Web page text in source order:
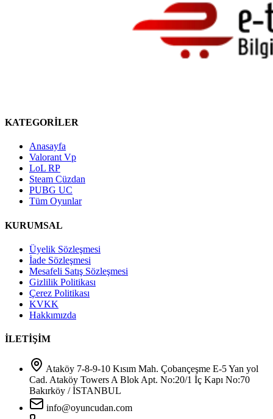
KATEGORİLER
Anasayfa
Valorant Vp
LoL RP
Steam Cüzdan
PUBG UC
Tüm Oyunlar
KURUMSAL
Üyelik Sözleşmesi
İade Sözleşmesi
Mesafeli Satış Sözleşmesi
Gizlilik Politikası
Çerez Politikası
KVKK
Hakkımızda
İLETİŞİM
Ataköy 7-8-9-10 Kısım Mah. Çobançeşme E-5 Yan yol
Cad. Ataköy Towers A Blok Apt. No:20/1 İç Kapı No:70
Bakırköy / İSTANBUL
info@oyuncudan.com